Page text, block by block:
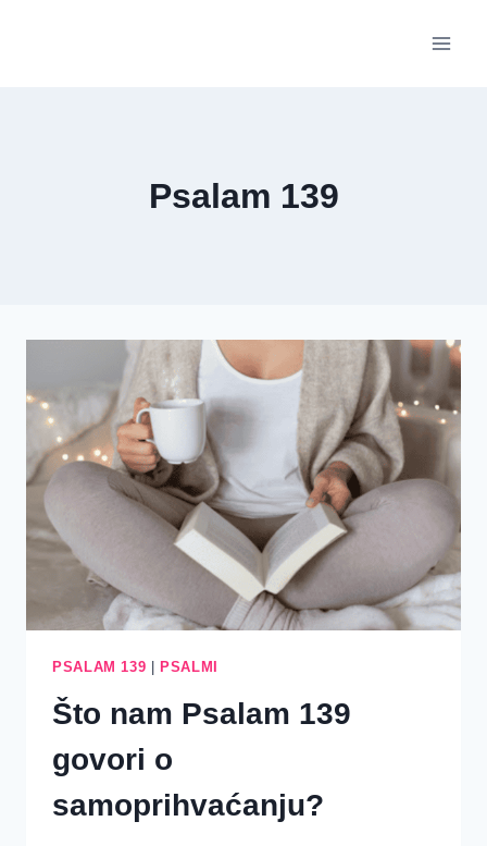
Psalam 139
PSALAM 139 PSALMI
Što nam Psalam 139
govori o
samoprihvaćanju?